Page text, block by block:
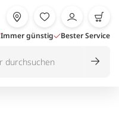
Immer günstig Bester Service